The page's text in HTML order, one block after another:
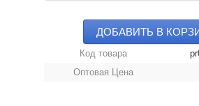
ДОБАВИТЬ В
Код товара
Оптовая Цена